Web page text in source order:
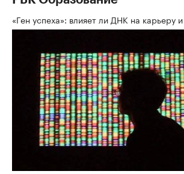
«Ген успеха»: влияет ли ДНК на карьеру